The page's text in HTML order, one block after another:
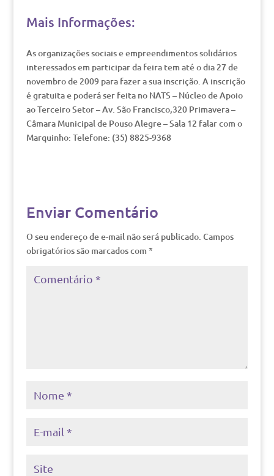
Mais Informações:
As organizações sociais e empreendimentos solidários
interessados em participar da feira tem até o dia 27 de
novembro de 2009 para fazer a sua inscrição. A inscrição
é gratuita e poderá ser feita no NATS – Núcleo de Apoio
ao Terceiro Setor – Av. São Francisco,320 Primavera –
Câmara Municipal de Pouso Alegre – Sala 12 falar com o
Marquinho: Telefone: (35) 8825-9368
Enviar Comentário
O seu endereço de e-mail não será publicado. Campos
obrigatórios são marcados com *